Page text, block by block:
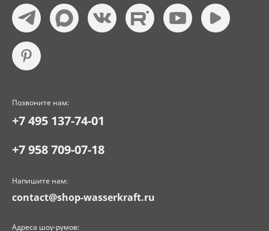
Позвоните нам:
+7 495 137-74-01
+7 958 709-07-18
Напишите нам:
contact@shop-wasserkraft.ru
Адреса шоу-румов: